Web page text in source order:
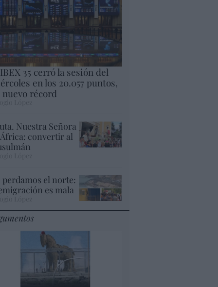
35 cerró la sesión del
en los 20.057 puntos,
nuevo récord
Nuestra Señora
convertir al
perdamos el norte:
es mala